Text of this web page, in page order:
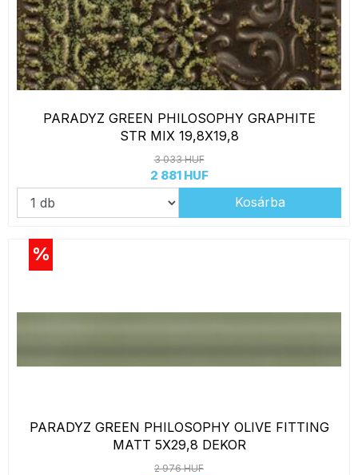
PARADYZ GREEN PHILOSOPHY GRAPHITE
STR MIX 19,8X19,8
3 033 HUF
2 881 HUF
Kosárba
%
PARADYZ GREEN PHILOSOPHY OLIVE FITTING
MATT 5X29,8 DEKOR
2 976 HUF